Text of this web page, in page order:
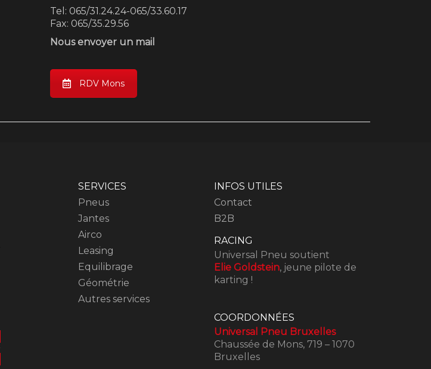
Tel: 065/31.24.24-065/33.60.17
Fax: 065/35.29.56
Nous envoyer un mail
RDV Mons
SERVICES
Pneus
Jantes
Airco
Leasing
Equilibrage
Géométrie
Autres services
INFOS UTILES
Contact
B2B
RACING
Universal Pneu soutient
Elie Goldstein, jeune pilote de
karting !
COORDONNÉES
Universal Pneu Bruxelles
Chaussée de Mons, 719 – 1070
Bruxelles